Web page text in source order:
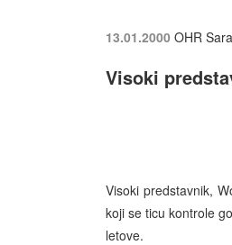
13.01.2000 OHR
Visoki
Visoki predstavnik,
koji se ticu kontrole
letove.